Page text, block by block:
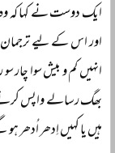
ایک دوست نے کہا کہ
اور اس کے لیے
انہیں کم و بیش سوا
بھگ رسالے واپس کرنے
ہیں یا کہیں اِدھر اُدھر